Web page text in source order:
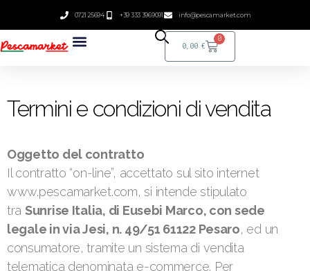
0721 25694 +39 333 3969091 info@pescamarket.com
0,00€
0
Termini e condizioni di vendita
Oggetto del contratto
Il contratto “on-line”, accettato sul sito internet
www.pescamarket.com, si intende stipulato
tra Sunrise Italia, di Eusebi Marco, con sede
legale in via Jesi, n. 49/51 61122 Pesaro, ed un
consumatore, tramite un sistema di vendita
telematica denominata e-commerce. Per